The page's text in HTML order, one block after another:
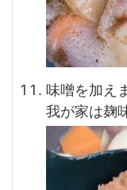
味噌を加え
我が家は麹